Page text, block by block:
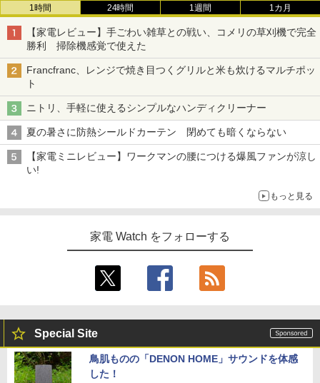
1時間 24時間 1週間 1カ月
【家電レビュー】手ごわい雑草との戦い、コメリの草刈機で完全
勝利 掃除機感覚で使えた
Francfranc、レンジで焼き目つくグリルと米も炊けるマルチポッ
ト
ニトリ、手軽に使えるシンプルなハンディクリーナー
夏の暑さに防熱シールドカーテン 閉めても暗くならない
【家電ミニレビュー】ワークマンの腰につける爆風ファンが涼し
い!
もっと見る
家電 Watch をフォローする
Special Site
鳥肌ものの「DENON HOME」サウンドを体感
した！